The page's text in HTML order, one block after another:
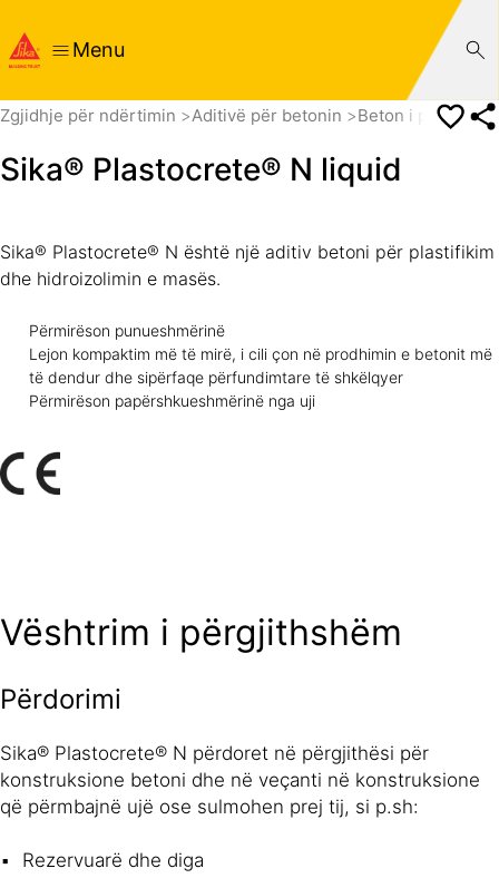
Menu
Zgjidhje për ndërtimin Aditivë për betonin Beton i
Sika® Plastocrete® N liquid
Sika® Plastocrete® N është një aditiv betoni për plastifikim
dhe hidroizolimin e masës.
Përmirëson punueshmërinë
Lejon kompaktim më të mirë, i cili çon në prodhimin e betonit më
të dendur dhe sipërfaqe përfundimtare të shkëlqyer
Përmirëson papërshkueshmërinë nga uji
Vështrim i përgjithshëm
Përdorimi
Sika® Plastocrete® N përdoret në përgjithësi për
konstruksione betoni dhe në veçanti në konstruksione
që përmbajnë ujë ose sulmohen prej tij, si p.sh:
Rezervuarë dhe diga